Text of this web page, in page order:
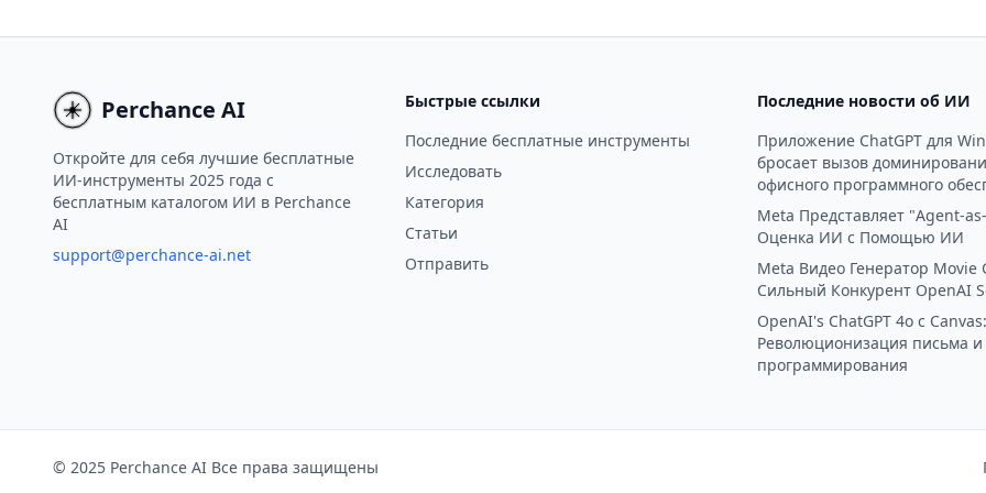
консалтинговых компаний и
квалифицированные лиды всего за
несколько минут.
для SEO, и внедрять эффективные
лишь на основе
никогда ранее.
Perchance AI
Откройте для себя лучшие бесплатные
ИИ-инструменты 2025 года с
бесплатным каталогом ИИ в Perchance
AI
support@perchance-ai.net
Быстрые ссылки
Последние бесплатные инструменты
Исследовать
Категория
Статьи
Отправить
Последние новости об ИИ
Приложение ChatGPT для
бросает вызов
офисного программного
Meta Представляет "Agent-
Оценка ИИ с Помощью ИИ
Meta Видео Генератор Movie
Сильный Конкурент OpenAI
OpenAI's ChatGPT 4o с Canvas:
Революционизация письма и
программирования
© 2025 Perchance AI Все права защищены